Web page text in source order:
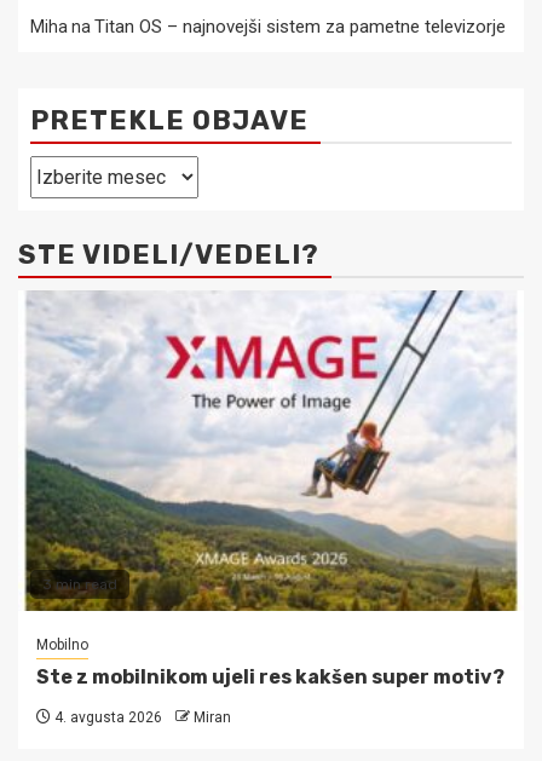
Miha na Titan OS – najnovejši sistem za pametne televizorje
PRETEKLE OBJAVE
Pretekle
objave
STE VIDELI/VEDELI?
3 min read
Mobilno
Ste z mobilnikom ujeli res kakšen super motiv?
4. avgusta 2026 Miran